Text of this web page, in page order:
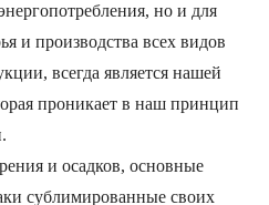
но и для
и производства всех видов
всегда является нашей
проникает в нашпринцип
и осадков,основные
сублимированные своих